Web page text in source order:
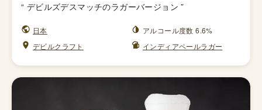
“ デビルズデスマッチのラガーバージョン ”
日本
アルコール度数 6.6%
デビルクラフト
インディアペールラガー